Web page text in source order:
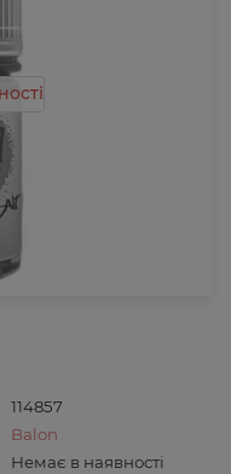
114857
Balon
Немає в наявності